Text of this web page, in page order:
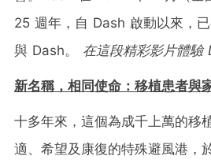
25 週年，自 Dash 啟動以來，
與 Dash。 在這段精彩影片體驗
新名稱，相同使命：移植患者與
十多年來，這個為成千上萬的移
適、希望及康復的特殊避風港，